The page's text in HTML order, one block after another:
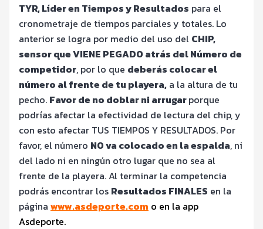
TYR, Líder en Tiempos y Resultados para el
cronometraje de tiempos parciales y totales. Lo
anterior se logra por medio del uso del CHIP,
sensor que VIENE PEGADO atrás del Número de
competidor, por lo que deberás colocar el
número al frente de tu playera, a la altura de tu
pecho. Favor de no doblar ni arrugarporque
podrías afectar la efectividad de lectura del chip, y
con esto afectar TUS TIEMPOS Y RESULTADOS. Por
favor, el número NO va colocado en la espalda, ni
del lado ni en ningún otro lugar que no sea al
frente de la playera. Al terminar la competencia
podrás encontrar los Resultados FINALES en la
página www.asdeporte.com o en la app
Asdeporte.